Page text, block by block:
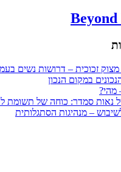
זכוכית – דרושות נשים
במקום הנכון
נאות סמדר: כוחה של תשומת
– מנהיגות הסתגלותית